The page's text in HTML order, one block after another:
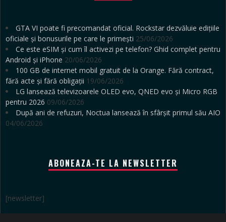
GTA VI poate fi precomandat oficial. Rockstar dezvăluie edițiile
oficiale și bonusurile pe care le primești 25/06/2026
Ce este eSIM și cum îl activezi pe telefon? Ghid complet pentru
Android și iPhone 20/06/2026
100 GB de internet mobil gratuit de la Orange. Fără contract,
fără acte și fără obligații 19/06/2026
LG lansează televizoarele OLED evo, QNED evo și Micro RGB
pentru 2026 09/06/2026
După ani de refuzuri, Noctua lansează în sfârșit primul său AIO
04/06/2026
ABONEAZA-TE LA NEWSLETTER
[newsletter]